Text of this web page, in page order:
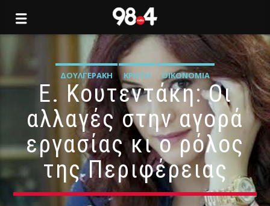
ΔΟΥΛΓΕΡΆΚΗ ΚΡΉΤΗ ΟΙΚΟΝΟΜΊΑ
Ε. Κουτεντάκη: Οι
αλλαγές στην αγορά
εργασίας κι ο ρόλος
της Περιφέρειας